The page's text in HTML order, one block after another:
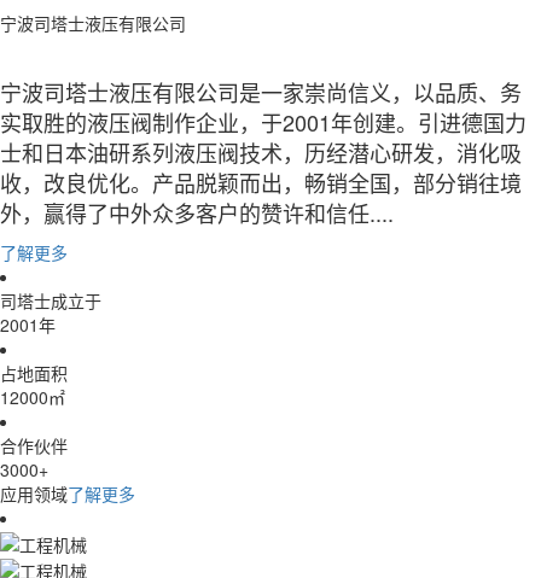
宁波司塔士液压有限公司
宁波司塔士液压有限公司是一家崇尚信义，以品质、务
实取胜的液压阀制作企业，于2001年创建。引进德国力
士和日本油研系列液压阀技术，历经潜心研发，消化吸
收，改良优化。产品脱颖而出，畅销全国，部分销往境
外，赢得了中外众多客户的赞许和信任....
了解更多
司塔士成立于
2001年
占地面积
12000㎡
合作伙伴
3000+
应用领域了解更多